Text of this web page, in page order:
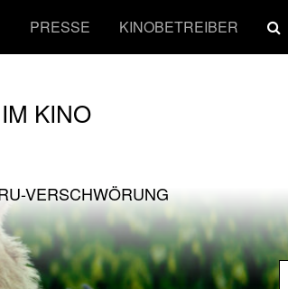
PRESSE KINOBETREIBER
KINO
VERSCHWÖRUNG